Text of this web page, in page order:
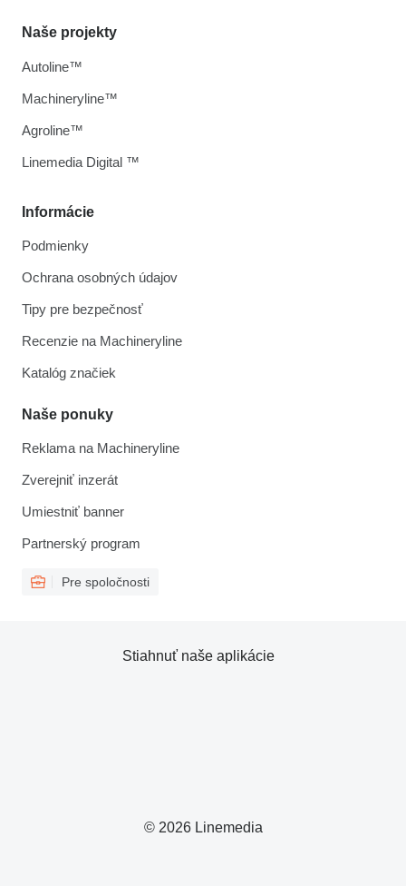
Informácie
Podmienky
Ochrana osobných údajov
Tipy pre bezpečnosť
Recenzie na Machineryline
Katalóg značiek
Naše ponuky
Reklama na Machineryline
Zverejniť inzerát
Umiestniť banner
Partnerský program
Pre spoločnosti
Naše projekty
Autoline™
Machineryline™
Agroline™
Linemedia Digital ™
© 2026 Linemedia
Stiahnuť naše aplikácie